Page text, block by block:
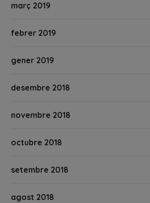
març 2019
febrer 2019
gener 2019
desembre 2018
novembre 2018
octubre 2018
setembre 2018
agost 2018